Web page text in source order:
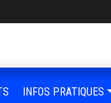
INFOS PRATIQUES